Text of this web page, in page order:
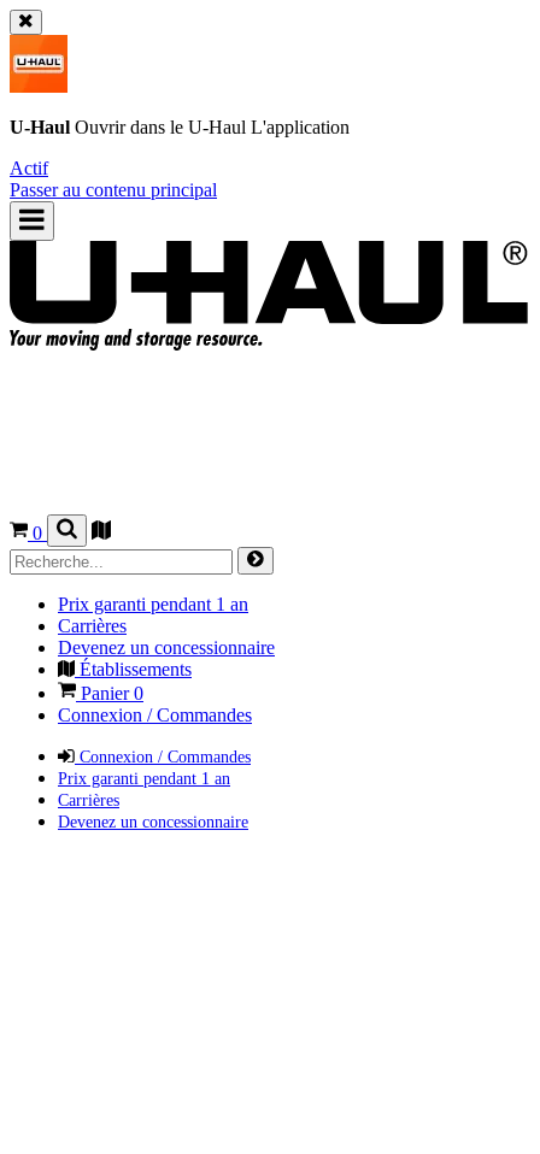
U-Haul Ouvrir dans le U-Haul L'application
Actif
Passer au contenu principal
0
Prix garanti pendant 1 an
Carrières
Devenez un concessionnaire
Établissements
Panier0
Connexion / Commandes
Connexion / Commandes
Prix garanti pendant 1 an
Carrières
Devenez un concessionnaire